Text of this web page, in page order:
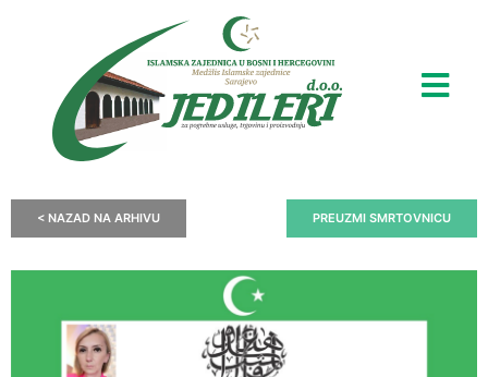
< NAZAD NA ARHIVU PREUZMI SMRTOVNICU